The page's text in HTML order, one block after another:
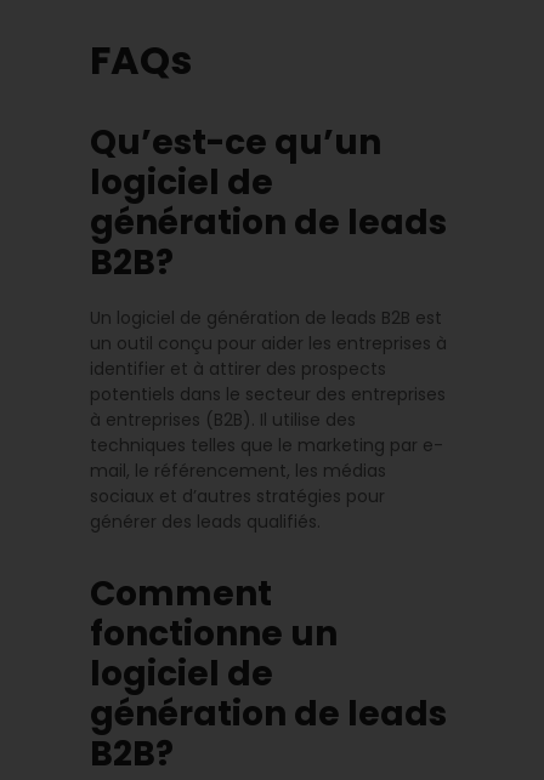
FAQs
Qu’est-ce qu’un
logiciel de
génération de leads
B2B?
Un logiciel de génération de leads B2B est
un outil conçu pour aider les entreprises à
identifier et à attirer des prospects
potentiels dans le secteur des entreprises
à entreprises (B2B). Il utilise des
techniques telles que le marketing par e-
mail, le référencement, les médias
sociaux et d’autres stratégies pour
générer des leads qualifiés.
Comment
fonctionne un
logiciel de
génération de leads
B2B?